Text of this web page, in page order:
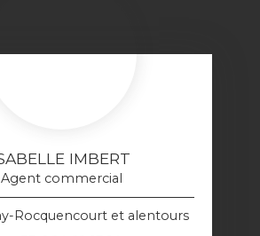
IMBERT
Agent commercial
Rocquencourt et alentours